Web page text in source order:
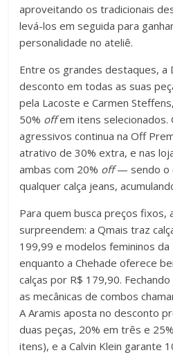
aproveitando os tradicionais
levá-los em seguida para
personalidade no ateliê.
Entre os grandes destaques, a
desconto em todas as suas
pela Lacoste e Carmen
50% offem itens
agressivos continua na Off
atrativo de 30% extra, e nas
ambas com 20% off— sendo o
qualquer calça jeans,
Para quem busca preços fixos,
surpreendem: a Qmais traz
199,99 e modelos femininos
enquanto a Chehade oferece
calças por R$ 179,90.
as mecânicas de combos
A Aramis aposta no desconto
duas peças, 20% em três e 25%
itens), e a Calvin Klein garante